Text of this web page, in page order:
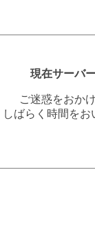
現在サーバ
ご迷惑をおか
しばらく時間を